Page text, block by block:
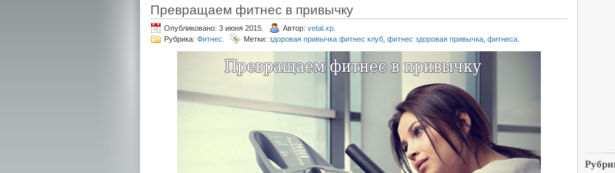
Превращаем фитнес в привычку
Опубликовано: 3 июня 2015. Автор: vetal.xp
Рубрика: Фитнес Метки: здоровая привычка фитнес клуб фитнес здоровая привычка фитнеса